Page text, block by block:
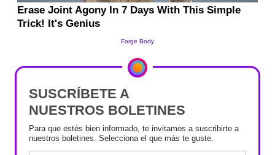
SUSCRÍBETE A
NUESTROS BOLETINES
Para que estés bien informado, te invitamos a suscribirte a
nuestros boletines. Selecciona el que más te guste.